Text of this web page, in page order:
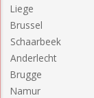
Liege
Brussel
Schaarbeek
Anderlecht
Brugge
Namur